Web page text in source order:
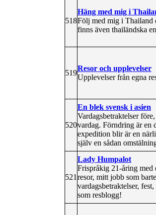
518
Häng med mig i
Följ med mig i Thailand
finns även thailändska
519
Resor och upplevelser
Upplevelser från egna
520
En blek svensk i asien
Vardagsbetraktelser
vardag. Förndring är en
expedition blir är en
själv en sådan
521
Lady Humpalot
Frispråkig 21-åring med
resor, mitt jobb som
vardagsbetraktelser,
som resblogg!